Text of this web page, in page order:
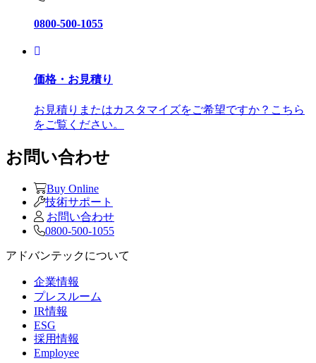
0800-500-1055
価格・お見積り
お見積りまたはカスタマイズをご希望ですか？こちら
をご覧ください。
お問い合わせ
Buy Online
技術サポート
お問い合わせ
0800-500-1055
アドバンテックについて
企業情報
プレスルーム
IR情報
ESG
採用情報
Employee